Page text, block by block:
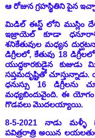
ఆ రోజున గ్రహస్థితిని పైన
మిడిల్ ఈస్ట్ లోని ముస్లిం
ఇజ్రాయెల్ కూడా
శనికేతువుల మధ్యన
డిగ్రీలలో, కేతువు 18
యుద్ధకారకుడైన
సప్తమదృష్టితో
ధనుస్సు 16 డిగ్రీలను
మధ్యబిందువైంది. ఈ
గొడవలు మొదలయ్యాయి.
8-5-2021 నాడు
పవిత్రరాత్రి అయిన